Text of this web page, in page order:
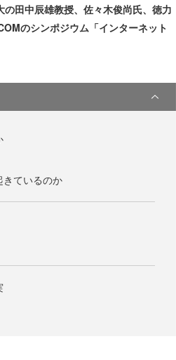
田中辰雄教授、佐々木俊尚氏、徳力
のシンポジウム「インターネット
きているのか